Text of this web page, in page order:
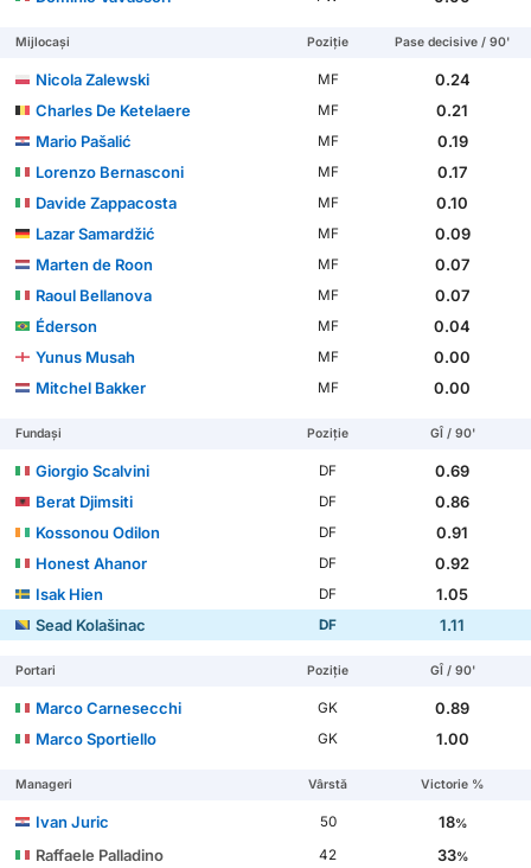
Mijlocași Poziție Pase decisive / 90'
Nicola Zalewski MF
0.24
Charles De Ketelaere
MF
0.21
Mario Pašalić
MF
0.19
Lorenzo Bernasconi
MF
0.17
Davide Zappacosta
MF
0.10
Lazar Samardžić
MF
0.09
Marten de Roon
MF
0.07
Raoul Bellanova
MF
0.07
Éderson
MF
0.04
Yunus Musah
MF
0.00
Mitchel Bakker
MF 0.00
Fundași Poziție GÎ / 90'
Giorgio Scalvini DF
0.69
Berat Djimsiti
DF
0.86
Kossonou Odilon
DF
0.91
Honest Ahanor
DF
0.92
Isak Hien
DF
1.05
Sead Kolašinac
DF 1.11
Portari Poziție GÎ / 90'
Marco Carnesecchi GK
0.89
Marco Sportiello
GK 1.00
Manageri Vârstă Victorie %
Ivan Juric 50 18%
Raffaele Palladino 42 33%